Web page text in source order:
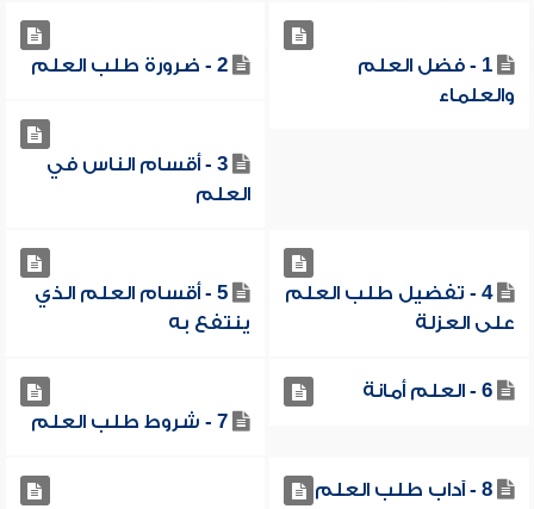
1 - فضل العلم
والعلماء
2 - ضرورة طلب العلم
3 - أقسام الناس في
العلم
4 - تفضيل طلب العلم
على العزلة
5 - أقسام العلم الذي
ينتفع به
6 - العلم أمانة
7 - شروط طلب العلم
8 - آداب طلب العلم